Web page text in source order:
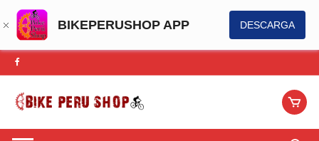
BIKEPERUSHOP APP DESCARGA
Saltar
al
contenido